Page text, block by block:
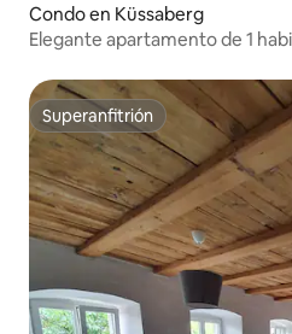
Condo en Küssaberg
Elegante apartamento de 1
Superanfitrión
Superanfitrión